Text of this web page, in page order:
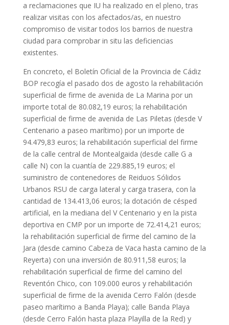
a reclamaciones que IU ha realizado en el pleno, tras
realizar visitas con los afectados/as, en nuestro
compromiso de visitar todos los barrios de nuestra
ciudad para comprobar in situ las deficiencias
existentes.
En concreto, el Boletín Oficial de la Provincia de Cádiz
BOP recogía el pasado dos de agosto la rehabilitación
superficial de firme de avenida de La Marina por un
importe total de 80.082,19 euros; la rehabilitación
superficial de firme de avenida de Las Piletas (desde V
Centenario a paseo marítimo) por un importe de
94.479,83 euros; la rehabilitación superficial del firme
de la calle central de Montealgaida (desde calle G a
calle N) con la cuantía de 229.885,19 euros; el
suministro de contenedores de Reiduos Sólidos
Urbanos RSU de carga lateral y carga trasera, con la
cantidad de 134.413,06 euros; la dotación de césped
artificial, en la mediana del V Centenario y en la pista
deportiva en CMP por un importe de 72.414,21 euros;
la rehabilitación superficial de firme del camino de la
Jara (desde camino Cabeza de Vaca hasta camino de la
Reyerta) con una inversión de 80.911,58 euros; la
rehabilitación superficial de firme del camino del
Reventón Chico, con 109.000 euros y rehabilitación
superficial de firme de la avenida Cerro Falón (desde
paseo marítimo a Banda Playa); calle Banda Playa
(desde Cerro Falón hasta plaza Playilla de la Red) y